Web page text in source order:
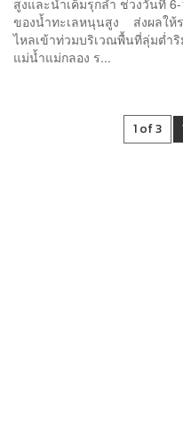
สูงและน้ำเค็มรุกล้ำ ช่วงวันที่
ของน้ำทะเลหนุนสูง ส่งผลให้
ไหลเข้าท่วมบริเวณพื้นที่ลุ่มต่ำ
แม่น้ำแม่กลอง ร...
1 of 3